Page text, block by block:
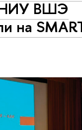
НИУ ВШЭ
на